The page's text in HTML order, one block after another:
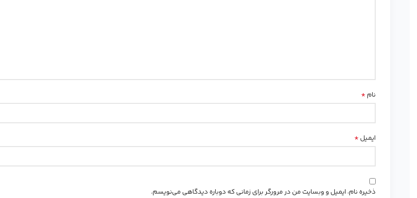
نام*
ایمیل*
ذخیره نام، ایمیل و وبسایت من در مرورگر برای زمانی که دوباره دیدگاهی می‌نویسم.